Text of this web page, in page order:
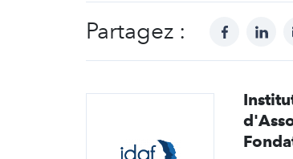
Partagez : facebook